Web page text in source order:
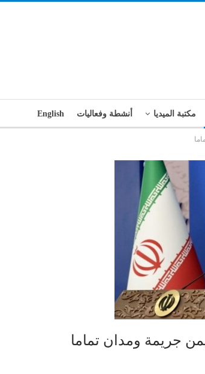
مكتبة الميديا أنشطة وفعاليات English
جريمة ومدان تماما